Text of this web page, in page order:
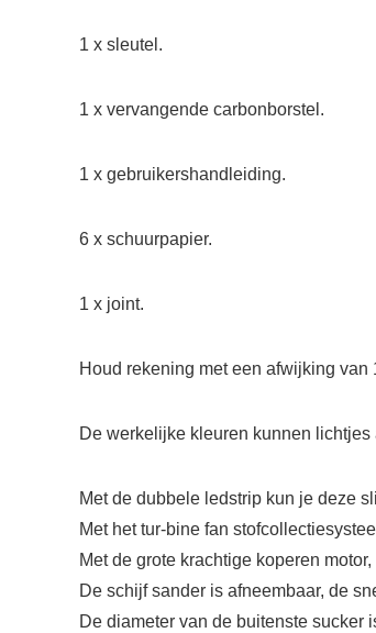
1 x sleutel.
1 x vervangende carbonborstel.
1 x gebruikershandleiding.
6 x schuurpapier.
1 x joint.
Houd rekening met een afwijking
De werkelijke kleuren kunnen
Met de dubbele ledstrip kun je deze
Met het tur-bine fan
Met de grote krachtige koperen
De schijf sander is afneembaar, de
De diameter van de buitenste sucker